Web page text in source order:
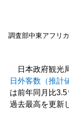
調査部中東アフリ
日本政府観光
日外客数（推計
は前年同月比
過去最高を更新